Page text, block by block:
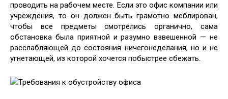
проводить на рабочем месте. Если это офис компании или
учреждения, то он должен быть грамотно меблирован,
чтобы все предметы смотрелись органично, сама
обстановка была приятной и разумно взвешенной — не
расслабляющей до состояния ничегонеделания, но и не
угнетающей, из которой хочется побыстрее сбежать.
Требования к обустройству офиса